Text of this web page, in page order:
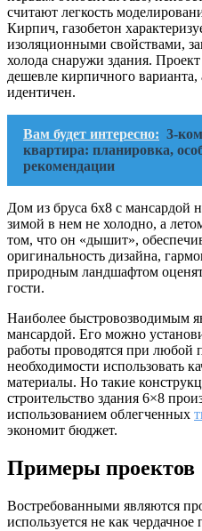
считают легкость
Кирпич, газобетон
изоляционными свойствами,
холода снаружи здания.
дешевле кирпичного
идентичен.
Вам будет интересно: 3-
квартира: планировка,
рекомендации
Дом из бруса 6х8 с мансардой
зимой в нем не холодно, а
том, что он «дышит»,
оригинальность дизайна,
природным ландшафтом
гости.
Наиболее быстровозводимым
мансардой. Его можно
работы проводятся при любой
необходимости использовать
материалы. Но такие
строительство здания 6×8
использованием облегченных
экономит бюджет.
Примеры проектов
Востребованными являются
используется не как